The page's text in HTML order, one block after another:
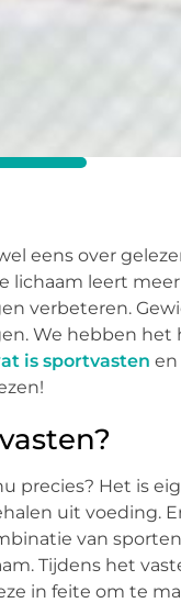
eens over
lichaam leert
verbeteren.
We hebben het
is sportvasten en
precies? Het is
uit voeding.
van
Tijdens het
in feite om te